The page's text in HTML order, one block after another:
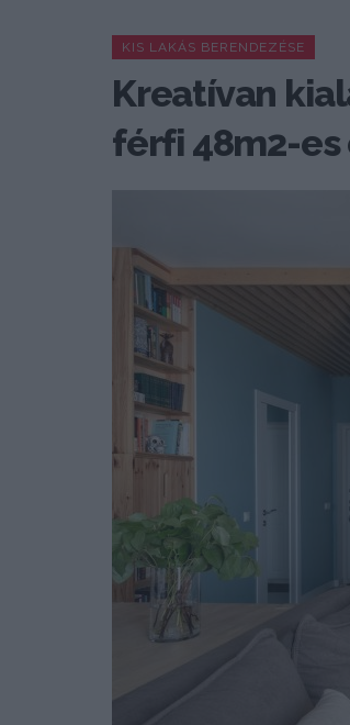
KIS LAKÁS BERENDEZÉSE
Kreatívan
férfi 48m2-